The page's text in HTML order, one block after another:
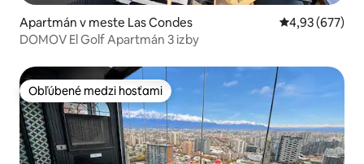
Apartmán v meste Las Condes Priemerné
4,93 (677)
DOMOV El Golf Apartmán 3 izby
Obľúbené medzi hosťami
Obľúbené medzi hosťami